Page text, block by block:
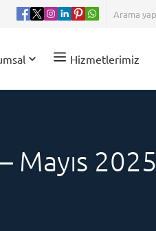
Hizmetlerimiz
Mayıs 2025